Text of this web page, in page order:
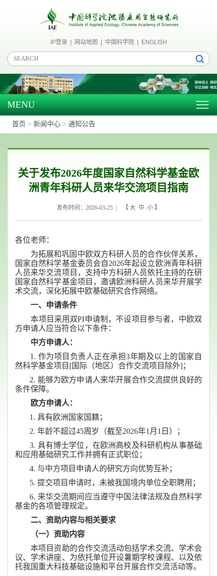
IP登录| 网站地图 中国科学院| ENGLISH
MENU
首页 > 新闻中心 > 通知公告
关于发布2026年度国家自然科学基金欧
洲青年科研人员来华交流项目指南
发布时间：2026-03-25 | 【 大 中 小 】
各位老师：
为拓展和巩固中欧双方科研人员的合作伙伴关系，
国家自然科学基金委员会自2026年起设立欧洲青年科研
人员来华交流项目，支持中方科研人员依托主持的在研
国家自然科学基金项目，邀请欧洲科研人员来华开展学
术交流，深化拓展中欧基础研究合作网络。
一、申请条件
本项目采用双PI申请制，不设项目参与者，中欧双
方申请人应当符合以下条件：
中方申请人：
1. 作为项目负责人正在承担3年期及以上的国家自
然科学基金项目[国际（地区）合作交流项目除外]；
2. 能够为欧方申请人来华开展合作交流提供良好的
条件保障。
欧方申请人：
1. 具有欧洲国家国籍；
2. 年龄不超过45周岁（截至2026年1月1日）；
3. 具有博士学位，在欧洲高校及科研机构从事基础
和应用基础研究工作并拥有正式职位；
4. 与中方项目申请人的研究方向优势互补；
5. 提交项目申请时，未被我国境内单位全职聘用；
6. 来华交流期间应当遵守中国法律法规及自然科学
基金的各项管理规定。
二、资助内容与相关要求
（一）资助内容
本项目资助的合作交流活动包括学术交流、学术会
议、学术讲座、为依托单位开设暑期学校课程、以及依
托我国重大科技基础设施和平台开展合作交流活动等。